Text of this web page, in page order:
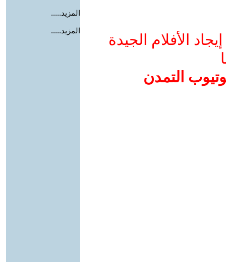
الأفلام الجيدة
التمدن
المزيد.....
المزيد.....